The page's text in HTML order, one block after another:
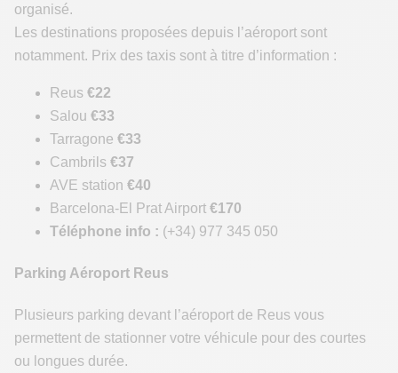
organisé.
Les destinations proposées depuis l’aéroport sont
notamment. Prix des taxis sont à titre d’information :
Reus €22
Salou €33
Tarragone €33
Cambrils €37
AVE station €40
Barcelona-El Prat Airport €170
Téléphone info : (+34) 977 345 050
Parking Aéroport Reus
Plusieurs parking devant l’aéroport de Reus vous
permettent de stationner votre véhicule pour des courtes
ou longues durée.